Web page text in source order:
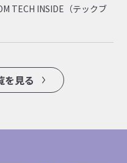
TECH INSIDE（テックブ
を見る